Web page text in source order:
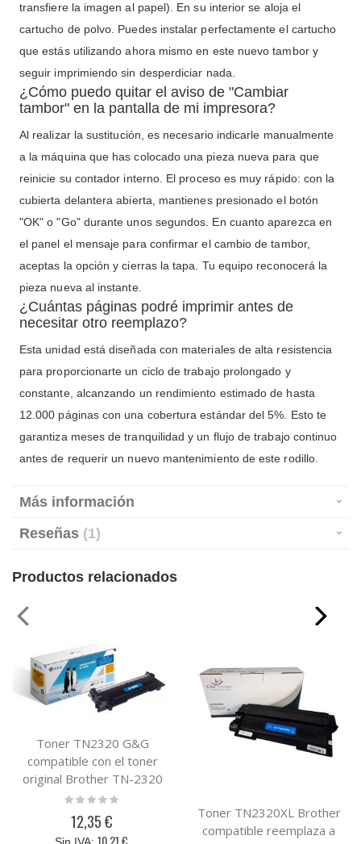
transfiere la imagen al papel). En su interior se aloja el
cartucho de polvo. Puedes instalar perfectamente el cartucho
que estás utilizando ahora mismo en este nuevo tambor y
seguir imprimiendo sin desperdiciar nada.
¿Cómo puedo quitar el aviso de "Cambiar
tambor" en la pantalla de mi impresora?
Al realizar la sustitución, es necesario indicarle manualmente
a la máquina que has colocado una pieza nueva para que
reinicie su contador interno. El proceso es muy rápido: con la
cubierta delantera abierta, mantienes presionado el botón
"OK" o "Go" durante unos segundos. En cuanto aparezca en
el panel el mensaje para confirmar el cambio de tambor,
aceptas la opción y cierras la tapa. Tu equipo reconocerá la
pieza nueva al instante.
¿Cuántas páginas podré imprimir antes de
necesitar otro reemplazo?
Esta unidad está diseñada con materiales de alta resistencia
para proporcionarte un ciclo de trabajo prolongado y
constante, alcanzando un rendimiento estimado de hasta
12.000 páginas con una cobertura estándar del 5%. Esto te
garantiza meses de tranquilidad y un flujo de trabajo continuo
antes de requerir un nuevo mantenimiento de este rodillo.
Más información
Reseñas 1
Productos relacionados
Toner TN2320 G&G
compatible con el toner
original Brother TN-2320
Rating:
12,35 €
Toner TN2320XL Brother
compatible reemplaza a